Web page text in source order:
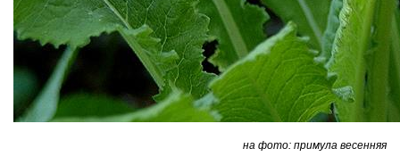
на фото: примула весенняя